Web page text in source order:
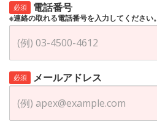
必須 電話番号
※連絡の取れる電話番号を入力してください。
必須 メールアドレス